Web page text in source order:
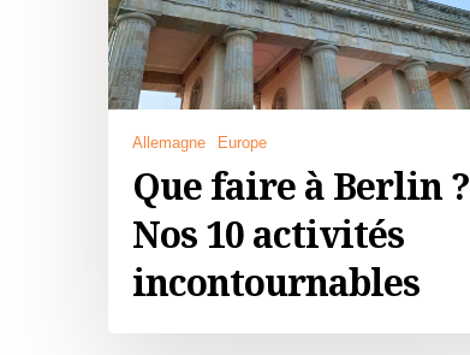
Allemagne Europe
Que faire à Berlin ?
Nos 10 activités
incontournables